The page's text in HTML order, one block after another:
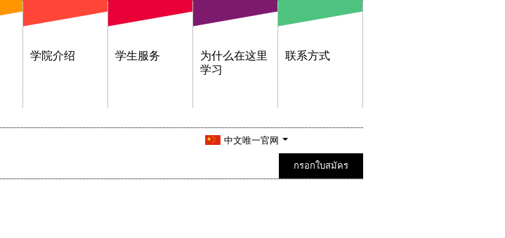
学院介绍 学生服务
为什么在这里
学习
联系方式
中文唯一官网
กรอกใบสมัคร